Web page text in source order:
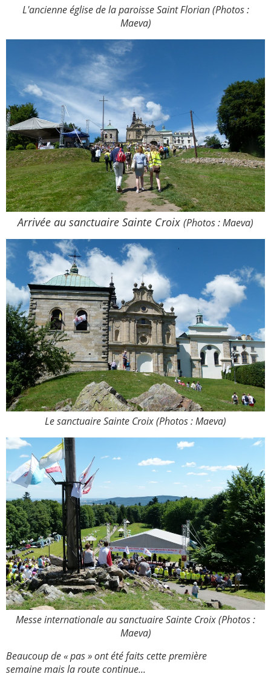
L'ancienne église de la paroisse Saint Florian (Photos :
Maeva)
Arrivée au sanctuaire Sainte Croix (Photos : Maeva)
Le sanctuaire Sainte Croix (Photos : Maeva)
Messe internationale au sanctuaire Sainte Croix (Photos :
Maeva)
Beaucoup de « pas » ont été faits cette première
semainemais la route continue...